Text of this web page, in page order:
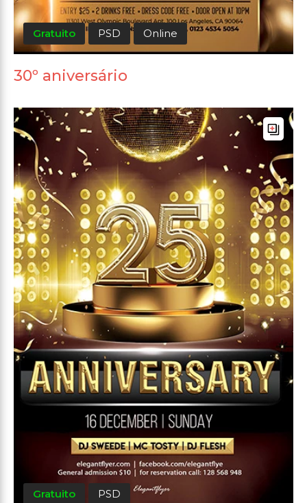
Gratuito PSD Online
30º aniversário
Gratuito PSD